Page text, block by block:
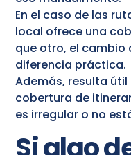
En el caso de las
local ofrece una
que otro, el
diferencia práctica.
Además, resulta
cobertura de
es irregular o no